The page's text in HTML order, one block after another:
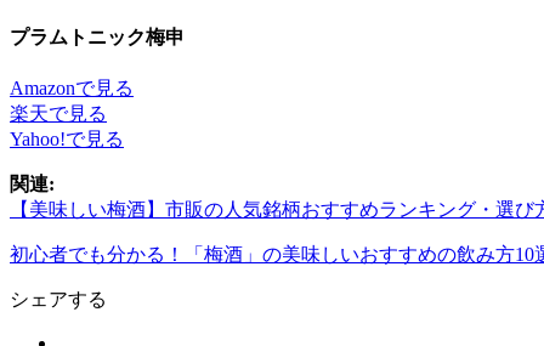
プラムトニック梅申
Amazonで見る
楽天で見る
Yahoo!で見る
関連:
【美味しい梅酒】市販の人気銘柄おすすめランキング・選び
初心者でも分かる！「梅酒」の美味しいおすすめの飲み方10
シェアする